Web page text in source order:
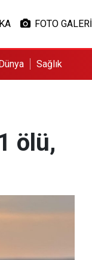
FOTO GALERİ
Sağlık
ölü,